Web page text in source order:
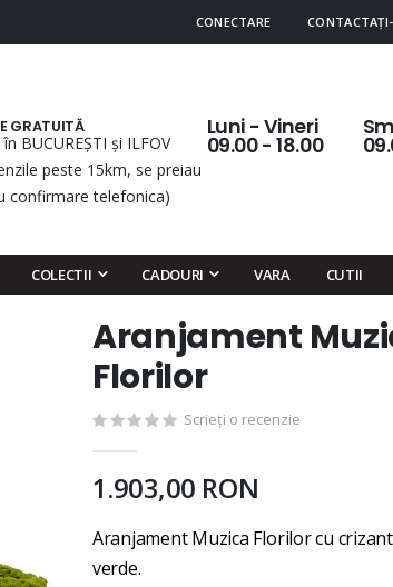
CONECTARE
GRATUITĂ
BUCUREȘTI și ILFOV
peste 15km, se preiau
confirmare telefonica)
Luni - Vineri
09.00 - 18.00
COLECTII CADOURI VARA CUTII
Skip
beginning
images
Aranjament
Florilor
Scrieți o recenzie
1.903,00 RON
Aranjament Muzica Florilor cu
verde.